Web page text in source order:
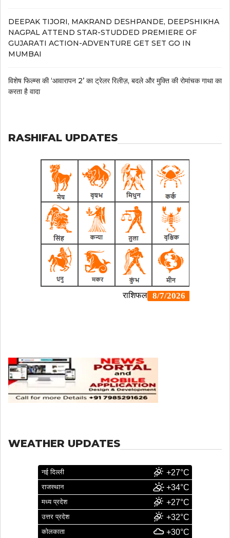
DEEPAK TIJORI, MAKRAND DESHPANDE, DEEPSHIKHA
NAGPAL ATTEND STAR-STUDDED PREMIERE OF
GUJARATI ACTION-ADVENTURE GET SET GO IN
MUMBAI
विशेष फिल्म्स की ‘आवारापन 2’ का ट्रेलर रिलीज़, बदले और मुक्ति की रोमांचक गाथा का
करता है वादा
RASHIFAL UPDATES
WEATHER UPDATES
नई दिल्ली +27°C
राजस्थान +34°C
मध्य प्रदेश +27°C
उत्तर प्रदेश +32°C
कोलकाता +30°C